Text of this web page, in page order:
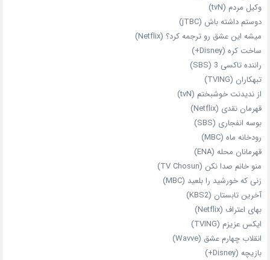
وکیل مردم (tvN)
دوستم داشته باش (jTBC)
میشه این عشق رو ترجمه کرد؟ (Netflix)
ساخت کره (Disney+)
راننده تاکسی 3 (SBS)
تبهکاران (TVING)
از ندیدنت خوشبختم (tvN)
قهرمان نقدی (Netflix)
بوسه انفجاری (SBS)
رودخانه ماه (MBC)
قهرمانان محله (ENA)
منو خانم صدا نکن (TV Chosun)
زنی که خورشید را بلعید (MBC)
آخرین تابستان (KBS2)
بهای اعتراف (Netflix)
ایکس عزیزم (TVING)
انقلاب چهارم عشق (Wavve)
بازیچه (Disney+)